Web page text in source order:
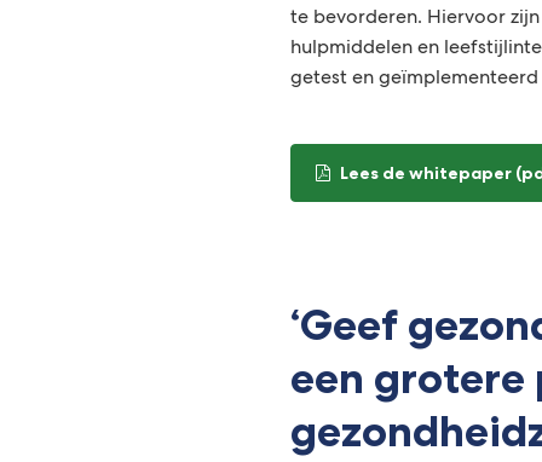
te bevorderen. Hiervoor
hulpmiddelen en
getest en
Lees de whitepaper
‘Geef
een grotere